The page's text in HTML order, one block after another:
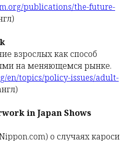
publications/the-future-
взрослых как способ
на меняющемся рынке.
en/topics/policy-issues/adult-
in Japan Shows
о случаях кароси